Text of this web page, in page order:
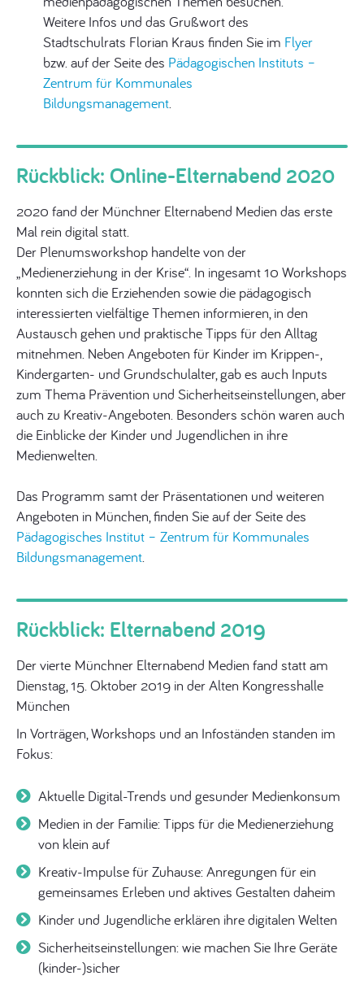
Weitere Infos und das Grußwort des
Stadtschulrats Florian Kraus finden Sie im Flyer
bzw. auf der Seite des Pädagogischen Instituts –
Zentrum für Kommunales
Bildungsmanagement.
Rückblick: Online-Elternabend 2020
2020 fand der Münchner Elternabend Medien das erste
Mal rein digital statt.
Der Plenumsworkshop handelte von der
„Medienerziehung in der Krise“. In ingesamt 10 Workshops
konnten sich die Erziehenden sowie die pädagogisch
interessierten vielfältige Themen informieren, in den
Austausch gehen und praktische Tipps für den Alltag
mitnehmen. Neben Angeboten für Kinder im Krippen-,
Kindergarten- und Grundschulalter, gab es auch Inputs
zum Thema Prävention und Sicherheitseinstellungen, aber
auch zu Kreativ-Angeboten. Besonders schön waren auch
die Einblicke der Kinder und Jugendlichen in ihre
Medienwelten.
Das Programm samt der Präsentationen und weiteren
Angeboten in München, finden Sie auf der Seite des
Pädagogisches Institut – Zentrum für Kommunales
Bildungsmanagement.
Rückblick: Elternabend 2019
Der vierte Münchner Elternabend Medien fand statt am
Dienstag, 15. Oktober 2019 in der Alten Kongresshalle
München
In Vorträgen, Workshops und an Infoständen standen im
Fokus:
Aktuelle Digital-Trends und gesunder Medienkonsum
Medien in der Familie: Tipps für die Medienerziehung
von klein auf
Kreativ-Impulse für Zuhause: Anregungen für ein
gemeinsames Erleben und aktives Gestalten daheim
Kinder und Jugendliche erklären ihre digitalen Welten
Sicherheitseinstellungen: wie machen Sie Ihre Geräte
(kinder-)sicher